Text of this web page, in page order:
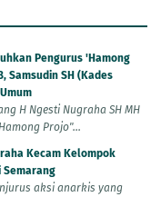
Pengurus 'Hamong
Samsudin SH (Kades
H Ngesti Nugraha SH MH
Projo"...
Kecam Kelompok
Semarang
aksi anarkis yang